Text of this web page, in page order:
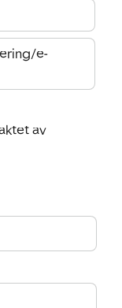
e-
av